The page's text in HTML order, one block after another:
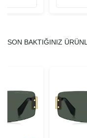
SON BAKTIĞINIZ